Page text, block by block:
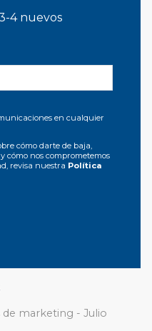
4 nuevos
en cualquier
cómo darte de baja,
cómo nos comprometemos
revisa nuestra Política
marketing - Julio